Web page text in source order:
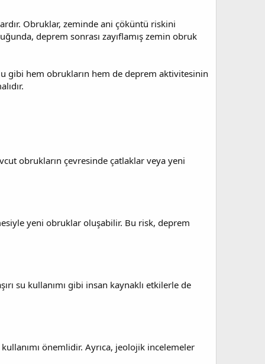
Obruklar, zeminde ani çöküntü riskini
deprem sonrası zayıflamış zemin obruk
gibi hem obrukların hem de deprem aktivitesinin
obrukların çevresinde çatlaklar veya yeni
yeni obruklar oluşabilir. Bu risk, deprem
su kullanımı gibi insan kaynaklı etkilerle de
önemlidir. Ayrıca, jeolojik incelemeler